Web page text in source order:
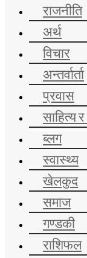
राजनीति
अर्थ
विचार
अन्तर्वार्ता
प्रवास
साहित्य
ब्लग
स्वास्थ्य
खेलकुद
समाज
गण्डकी
राशिफल